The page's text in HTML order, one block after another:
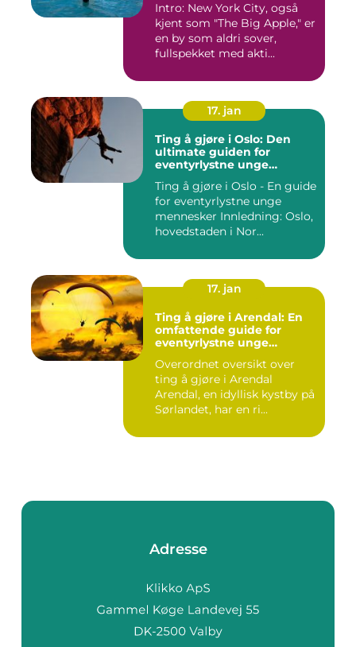
Intro: New York City, også
kjent som "The Big Apple," er
en by som aldri sover,
fullspekket med akti...
17. jan
Ting å gjøre i Oslo: Den
ultimate guiden for
eventyrlystne unge
Ting å gjøre i Oslo - En guide
for eventyrlystne unge
mennesker Innledning: Oslo,
hovedstaden i Nor...
17. jan
Ting å gjøre i Arendal: En
omfattende guide for
eventyrlystne unge
Overordnet oversikt over
ting å gjøre i Arendal
Arendal, en idyllisk kystby på
Sørlandet, har en ri...
Adresse